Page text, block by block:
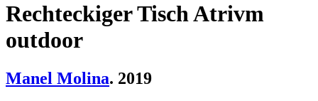
Rechteckiger Tisch Atrivm
outdoor
Manel Molina. 2019